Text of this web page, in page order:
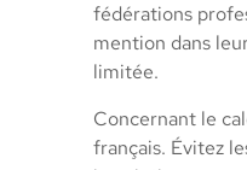
fédérations
mention dans
limitée.
Concernant le
français. Évitez